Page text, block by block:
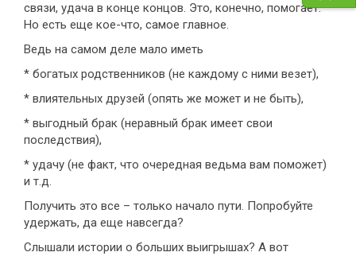
связи, удача в конце концов. Это, конечно, помогает.
Но есть еще кое-что, самое главное.
Ведь на самом деле мало иметь
* богатых родственников (не каждому с ними везет),
* влиятельных друзей (опять же может и не быть),
* выгодный брак (неравный брак имеет свои
последствия),
* удачу (не факт, что очередная ведьма вам поможет)
и т.д.
Получить это все – только начало пути. Попробуйте
удержать, да еще навсегда?
Слышали истории о больших выигрышах? А вот